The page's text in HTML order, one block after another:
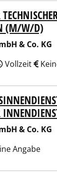
W/D)
& Co. KG
Vollzeit
& Co. KG
Angabe